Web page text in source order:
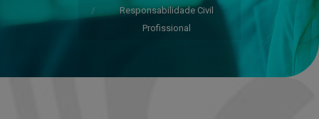
Responsabilidade Civil
Profissional